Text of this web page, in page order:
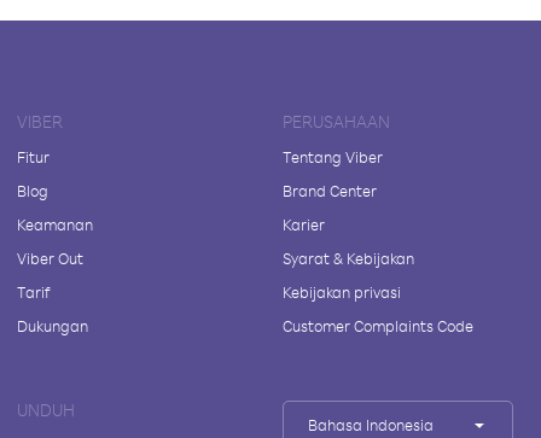
VIBER
Fitur
Blog
Keamanan
Viber Out
Tarif
Dukungan
PERUSAHAAN
Tentang Viber
Brand Center
Karier
Syarat & Kebijakan
Kebijakan privasi
Customer Complaints Code
UNDUH
Bahasa Indonesia